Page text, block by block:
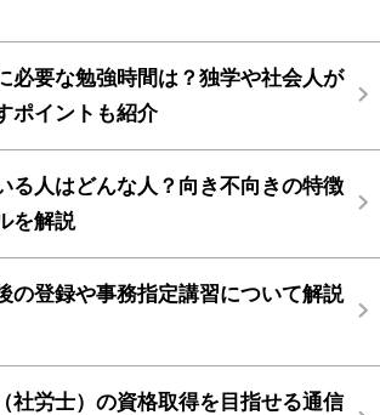
必要な勉強時間は？独学や社会人が
ポイントも紹介
る人はどんな人？向き不向きの特徴
を解説
の登録や事務指定講習について解説
社労士）の資格取得を目指せる通信